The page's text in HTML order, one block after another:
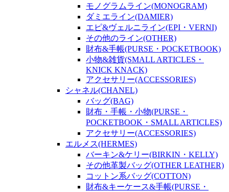
モノグラムライン(MONOGRAM)
ダミエライン(DAMIER)
エピ&ヴェルニライン(EPI・VERNI)
その他のライン(OTHER)
財布&手帳(PURSE・POCKETBOOK)
小物&雑貨(SMALL ARTICLES・
KNICK KNACK)
アクセサリー(ACCESSORIES)
シャネル(CHANEL)
バッグ(BAG)
財布・手帳・小物(PURSE・
POCKETBOOK・SMALL ARTICLES)
アクセサリー(ACCESSORIES)
エルメス(HERMES)
バーキン&ケリー(BIRKIN・KELLY)
その他革製バッグ(OTHER LEATHER)
コットン系バッグ(COTTON)
財布&キーケース&手帳(PURSE・